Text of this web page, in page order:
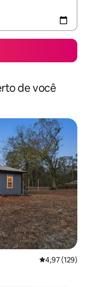
de você
4,97 de uma
4,97 (129)